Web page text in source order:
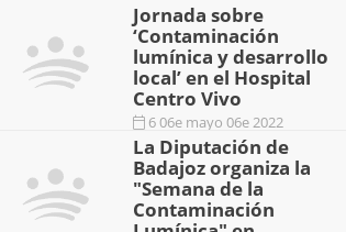
Jornada sobre
‘Contaminación
lumínica y desarrollo
local’ en el Hospital
Centro Vivo
6 06e mayo 06e 2022
La Diputación de
Badajoz organiza la
"Semana de la
Contaminación